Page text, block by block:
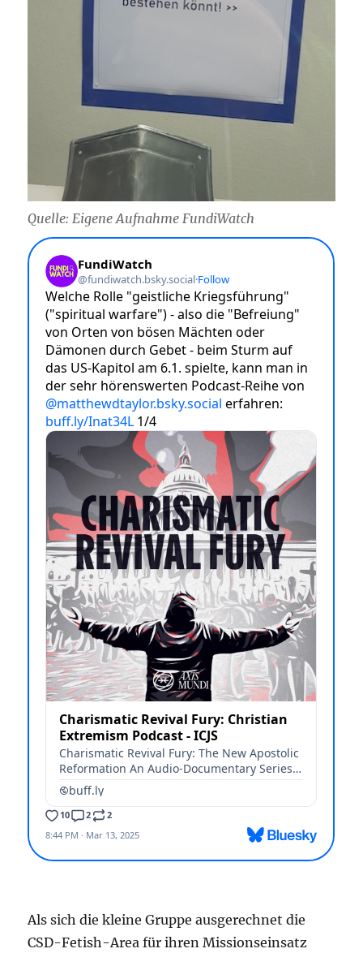
Quelle: Eigene Aufnahme FundiWatch
Als sich die kleine Gruppe ausgerechnet die
CSD-Fetish-Area für ihren Missionseinsatz